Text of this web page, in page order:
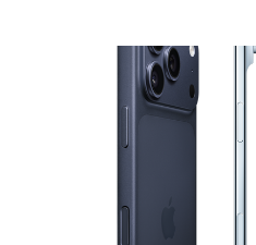
และได้รับการดูแลมาอย่างดี มักจะได้ร
การทำความสะอาดไม่จำเป็นต้องใช้อุป
เช็ดตัวเครื่อง และทำความสะอาดบริเว
ชาร์จ ก็เพียงพอแล้ว หากเป็นการขาย
มาก เครื่องที่ดูดีตั้งแต่ในรูป จะช่วยเพิ่ม
5. ตรวจสอบสภาพเครื่องและแบตเตอรี่
กำหนดราคา ไม่ว่าจะเป็นรอยขีดข่วน ร
สิ่งที่ควรตรวจสอบ ได้แก่ หน้าจอมีรอยห
ปุ่มต่างๆ กดได้ครบหรือไม่ ลำโพงและไ
15,000 บาทiPhone 11 Pro 128GB รั
มือสอง: 17,000 บาทiPhone 11 Pro
ราคาตลาดมือสอง: 19,000 บาทราคารั
Max:iPhone 11 Pro Max 64GB รับ
สอง: 18,000 บาทiPhone 11 Pro
ราคาตลาดมือสอง: 20,000 บาท
ได้ที่ 15,400 บาทราคาตลาดมือสอง:
mini (ปี 2020)iPhone 12 เป็นรุ่นแรก
เหลี่ยมสไตล์ใหม่ที่กลับมาอีกครั้ง มาพ
บางแค วัชรพล รามอินทรา รับซื้อสินค้
แมคบุค, รับซื้อโน๊ตบุ๊ค, รับซื้อแท็บเล็ต,
กรุงเทพฯ เราพร้อมให้บริการครบวงจร
โทรศัพท์, รับซื้อแมคบุค, รับซื้อโน๊ตบุ๊ค,
กับสินค้าไอที กรุงเทพฯ… รับซื้อสินค้าไ
ราคาสูง พร้อมจ่ายเงินทันที ประสบกา
เว็บไซต์ที่คุณไว้วางใจได้ สำหรับบริกา
iPad, แท็บเล็ต ทุกยี่ห้อ ให้ราคาสูง พร้